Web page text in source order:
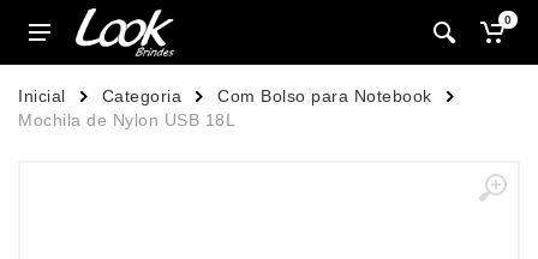
0
Inicial Categoria
Com Bolso para Notebook
Mochila de Nylon USB 18L